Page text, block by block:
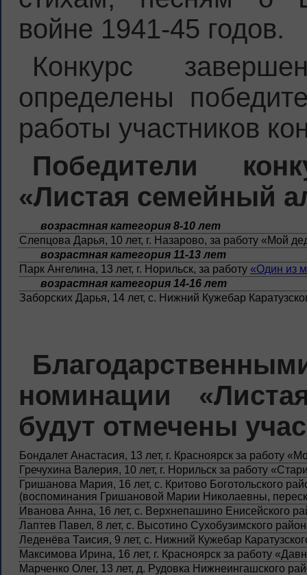
войне 1941-45 годов.
Конкурс
определены
работы участников
Победители
«Листая семейный
возрастная категория 8-10 лет
Слепцова Дарья, 10 лет, г. Назарово, за работу «Мой
возрастная категория 11-13 лет
Парк Ангелина, 13 лет, г. Норильск, за работу «Один из
возрастная категория 14-16 лет
Заборских Дарья, 14 лет, с. Нижний Кужебар
номинации
будут отмечены
Бондалет Анастасия, 13 лет, г. Красноярск за работу
Гречухина Валерия, 10 лет, г. Норильск за работу
Гришанова Мария, 16 лет, с. Критово Боготольского
(воспоминания Гришановой Марии Николаевны,
Иванова Анна, 16 лет, с. Верхнепашино Енисейского
Лаптев Павел, 8 лет, с. Высотино Сухобузимского
Леденёва Таисия, 9 лет, с. Нижний Кужебар
Максимова Ирина, 16 лет, г. Красноярск за работу
Марченко Олег, 13 лет, д. Рудовка Нижнеингашского